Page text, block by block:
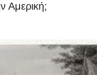
Αμερική;